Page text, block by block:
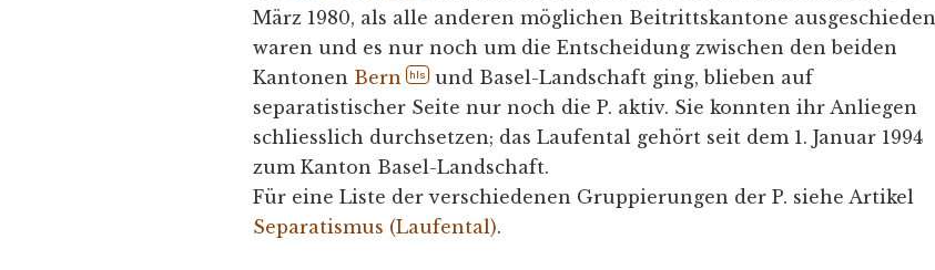
März 1980, als alle anderen möglichen Beitrittskantone ausgeschieden
waren und es nur noch um die Entscheidung zwischen den beiden
Kantonen Bern hls
und Basel-Landschaft ging, blieben auf
separatistischer Seite nur noch die P. aktiv. Sie konnten ihr Anliegen
schliesslich durchsetzen; das Laufental gehört seit dem 1. Januar 1994
zum Kanton Basel-Landschaft.
Für eine Liste der verschiedenen Gruppierungen der P. siehe Artikel
Separatismus (Laufental).